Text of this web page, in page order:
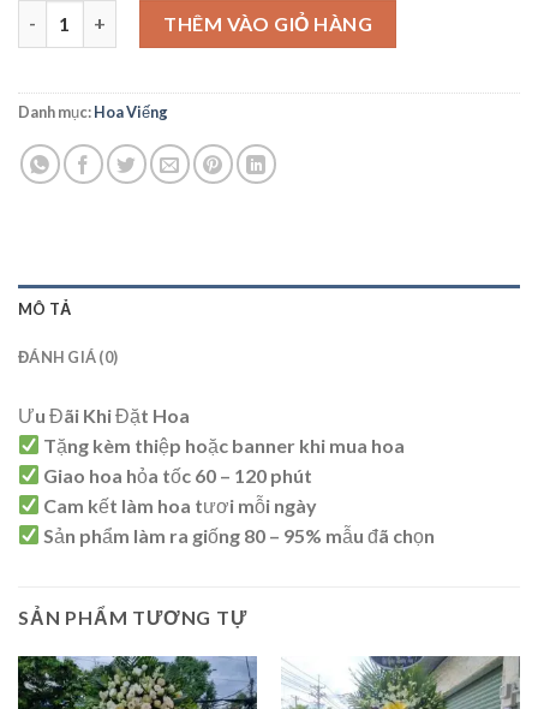
Hoa Viếng - HV07 số lượngTHÊM VÀO GIỎ HÀNG
Danh mục:Hoa Viếng
MÔ TẢ
ĐÁNH GIÁ (0)
Ưu Đãi Khi Đặt Hoa
Tặng kèm thiệp hoặc banner khi mua hoa
Giao hoa hỏa tốc 60 – 120 phút
Cam kết làm hoa tươi mỗi ngày
Sản phẩm làm ra giống 80 – 95% mẫu đã chọn
SẢN PHẨM TƯƠNG TỰ